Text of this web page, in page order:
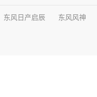
东风日产启辰 东风风神